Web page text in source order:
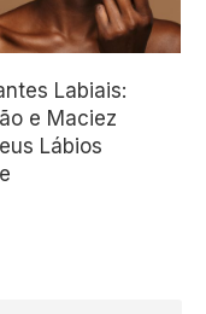
Labiais:
e Maciez
Lábios